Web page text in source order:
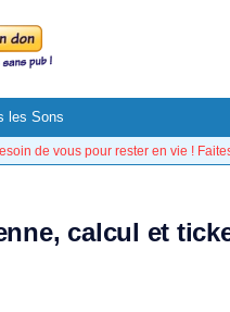
les Sons
de vous pour rester en vie !
calcul et